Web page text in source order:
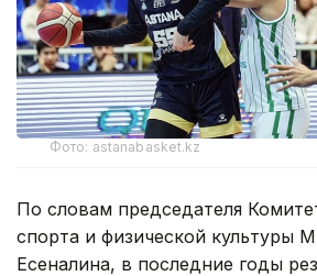
Фото: astanabasket.kz
По словам председателя
спорта и физической культуры
Есеналина, в последние годы